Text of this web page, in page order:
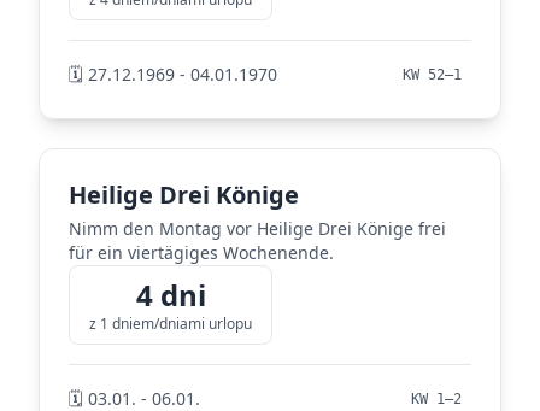
🗓️ 27.12.1969 - 04.01.1970 KW 52–1
Heilige Drei Könige
Nimm den Montag vor Heilige Drei Könige frei
für ein viertägiges Wochenende.
4 dni
z 1 dniem/dniami urlopu
🗓️ 03.01. - 06.01. KW 1–2